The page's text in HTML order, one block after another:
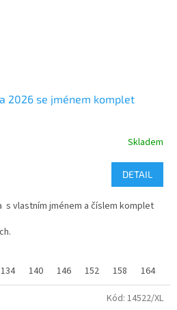
2026 se jménem komplet
Skladem
DETAIL
s vlastním jménem a číslem komplet
je vyroben ze 100% polyesteru s
134 140 146 152 158 164
Kód: 14522/XL